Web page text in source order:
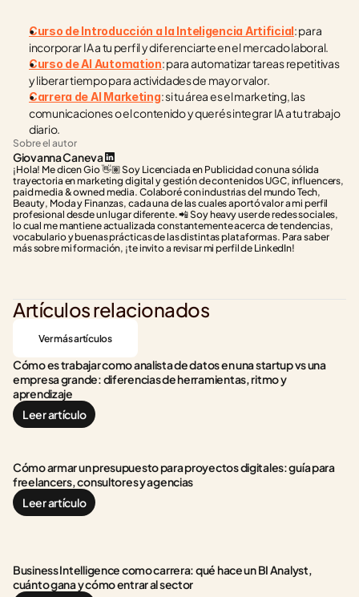
Curso de Introducción a la Inteligencia Artificial: para
incorporar IA a tu perfil y diferenciarte en el mercado laboral.
Curso de AI Automation: para automatizar tareas repetitivas
y liberar tiempo para actividades de mayor valor.
Carrera de AI Marketing: si tu área es el marketing, las
comunicaciones o el contenido y querés integrar IA a tu trabajo
diario.
Sobre el autor
Giovanna Caneva
¡Hola! Me dicen Gio 👋🏽 Soy Licenciada en Publicidad con una sólida
trayectoria en marketing digital y gestión de contenidos UGC, influencers,
paid media & owned media. Colaboré con industrias del mundo Tech,
Beauty, Moda y Finanzas, cada una de las cuales aportó valor a mi perfil
profesional desde un lugar diferente. 📲 Soy heavy user de redes sociales,
lo cual me mantiene actualizada constantemente acerca de tendencias,
vocabulario y buenas prácticas de las distintas plataformas. Para saber
más sobre mi formación, ¡te invito a revisar mi perfil de LinkedIn!
Artículos relacionados
Ver más artículos
Cómo es trabajar como analista de datos en una startup vs una
empresa grande: diferencias de herramientas, ritmo y
aprendizaje
Leer artículo
Cómo armar un presupuesto para proyectos digitales: guía para
freelancers, consultores y agencias
Leer artículo
Business Intelligence como carrera: qué hace un BI Analyst,
cuánto gana y cómo entrar al sector